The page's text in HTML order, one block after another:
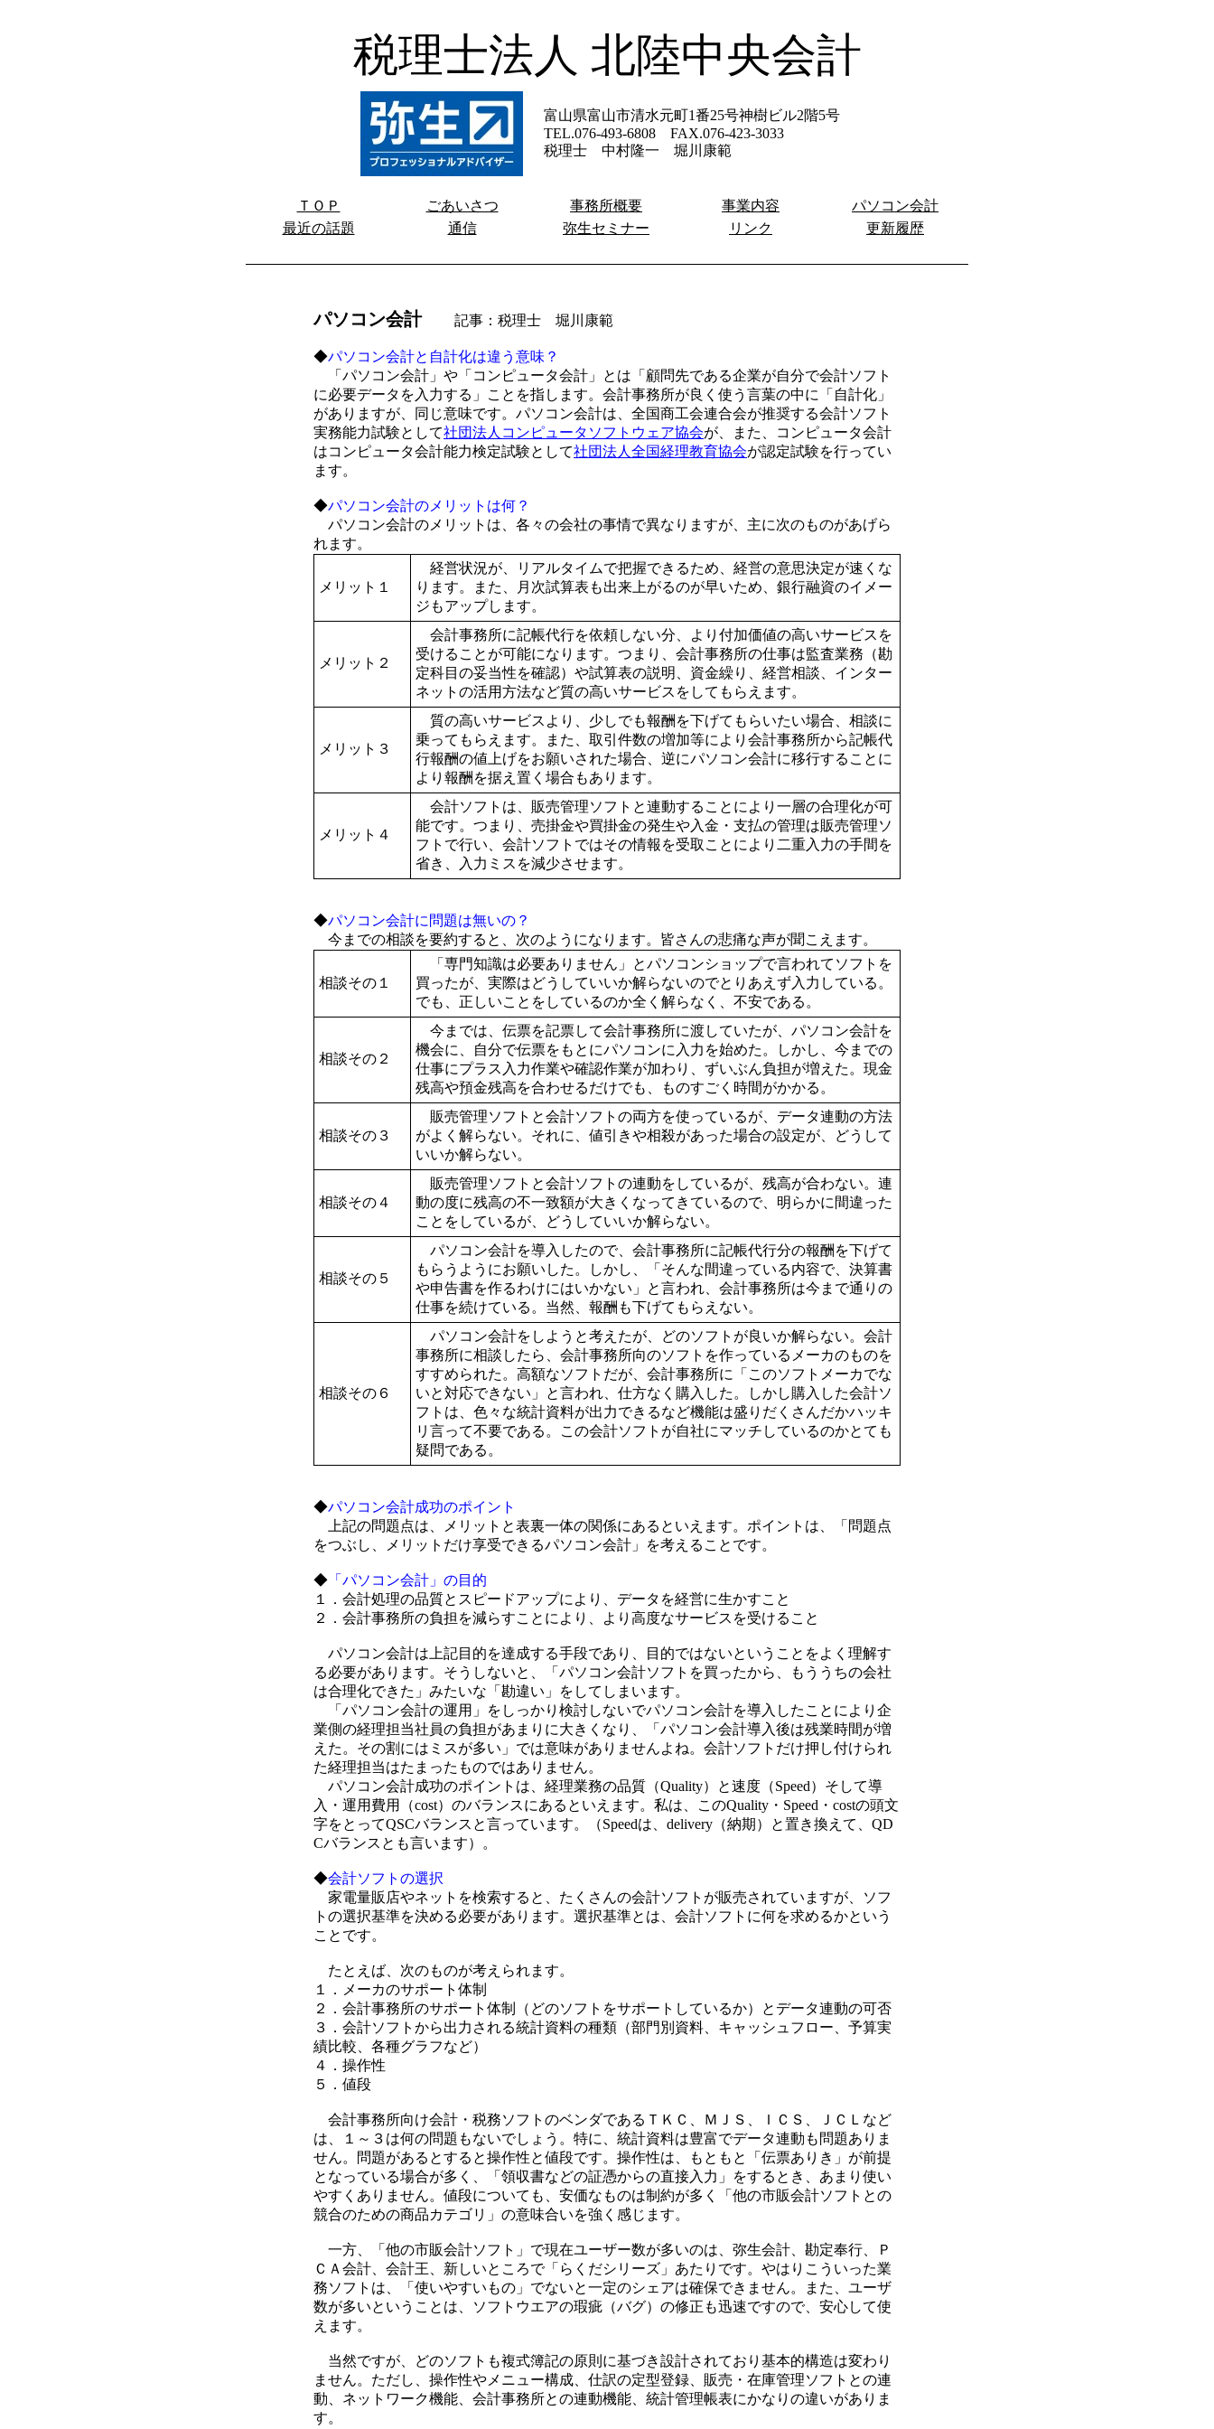
税理士法人 北陸中央会計
富山県富山市清水元町1番25号神樹ビル2階5号
TEL.076-493-6808 FAX.076-423-3033
税理士 中村隆一 堀川康範
ＴＯＰ ごあいさつ 事務所概要 事業内容
パソコン会計
最近の話題
通信 弥生セミナー リンク 更新履歴
パソコン会計記事：税理士 堀川康範
◆パソコン会計と自計化は違う意味？
「パソコン会計」や「コンピュータ会計」とは「顧問先である企業が自分で会計ソフト
に必要データを入力する」ことを指します。会計事務所が良く使う言葉の中に「自計化」
がありますが、同じ意味です。パソコン会計は、全国商工会連合会が推奨する会計ソフト
実務能力試験として社団法人コンピュータソフトウェア協会が、また、コンピュータ会計
はコンピュータ会計能力検定試験として社団法人全国経理教育協会が認定試験を行ってい
ます。
◆パソコン会計のメリットは何？
パソコン会計のメリットは、各々の会社の事情で異なりますが、主に次のものがあげら
れます。
メリット１
経営状況が、リアルタイムで把握できるため、経営の意思決定が速くな
ります。また、月次試算表も出来上がるのが早いため、銀行融資のイメー
ジもアップします。
メリット２
会計事務所に記帳代行を依頼しない分、より付加価値の高いサービスを
受けることが可能になります。つまり、会計事務所の仕事は監査業務（勘
定科目の妥当性を確認）や試算表の説明、資金繰り、経営相談、インター
ネットの活用方法など質の高いサービスをしてもらえます。
メリット３
質の高いサービスより、少しでも報酬を下げてもらいたい場合、相談に
乗ってもらえます。また、取引件数の増加等により会計事務所から記帳代
行報酬の値上げをお願いされた場合、逆にパソコン会計に移行することに
より報酬を据え置く場合もあります。
メリット４
会計ソフトは、販売管理ソフトと連動することにより一層の合理化が可
能です。つまり、売掛金や買掛金の発生や入金・支払の管理は販売管理ソ
フトで行い、会計ソフトではその情報を受取ことにより二重入力の手間を
省き、入力ミスを減少させます。
◆パソコン会計に問題は無いの？
今までの相談を要約すると、次のようになります。皆さんの悲痛な声が聞こえます。
相談その１
「専門知識は必要ありません」とパソコンショップで言われてソフトを
買ったが、実際はどうしていいか解らないのでとりあえず入力している。
でも、正しいことをしているのか全く解らなく、不安である。
相談その２
今までは、伝票を記票して会計事務所に渡していたが、パソコン会計を
機会に、自分で伝票をもとにパソコンに入力を始めた。しかし、今までの
仕事にプラス入力作業や確認作業が加わり、ずいぶん負担が増えた。現金
残高や預金残高を合わせるだけでも、ものすごく時間がかかる。
相談その３
販売管理ソフトと会計ソフトの両方を使っているが、データ連動の方法
がよく解らない。それに、値引きや相殺があった場合の設定が、どうして
いいか解らない。
相談その４
販売管理ソフトと会計ソフトの連動をしているが、残高が合わない。連
動の度に残高の不一致額が大きくなってきているので、明らかに間違った
ことをしているが、どうしていいか解らない。
相談その５
パソコン会計を導入したので、会計事務所に記帳代行分の報酬を下げて
もらうようにお願いした。しかし、「そんな間違っている内容で、決算書
や申告書を作るわけにはいかない」と言われ、会計事務所は今まで通りの
仕事を続けている。当然、報酬も下げてもらえない。
相談その６
パソコン会計をしようと考えたが、どのソフトが良いか解らない。会計
事務所に相談したら、会計事務所向のソフトを作っているメーカのものを
すすめられた。高額なソフトだが、会計事務所に「このソフトメーカでな
いと対応できない」と言われ、仕方なく購入した。しかし購入した会計ソ
フトは、色々な統計資料が出力できるなど機能は盛りだくさんだかハッキ
リ言って不要である。この会計ソフトが自社にマッチしているのかとても
疑問である。
◆パソコン会計成功のポイント
上記の問題点は、メリットと表裏一体の関係にあるといえます。ポイントは、「問題点
をつぶし、メリットだけ享受できるパソコン会計」を考えることです。
◆ 「パソコン会計」の目的
１．会計処理の品質とスピードアップにより、データを経営に生かすこと
２．会計事務所の負担を減らすことにより、より高度なサービスを受けること
パソコン会計は上記目的を達成する手段であり、目的ではないということをよく理解す
る必要があります。そうしないと、「パソコン会計ソフトを買ったから、もううちの会社
は合理化できた」みたいな「勘違い」をしてしまいます。
「パソコン会計の運用」をしっかり検討しないでパソコン会計を導入したことにより企
業側の経理担当社員の負担があまりに大きくなり、「パソコン会計導入後は残業時間が増
えた。その割にはミスが多い」では意味がありませんよね。会計ソフトだけ押し付けられ
た経理担当はたまったものではありません。
パソコン会計成功のポイントは、経理業務の品質（Quality）と速度（Speed）そして導
入・運用費用（cost）のバランスにあるといえます。私は、このQuality・Speed・costの頭文
字をとってQSCバランスと言っています。（Speedは、delivery（納期）と置き換えて、QD
Cバランスとも言います）。
◆会計ソフトの選択
家電量販店やネットを検索すると、たくさんの会計ソフトが販売されていますが、ソフ
トの選択基準を決める必要があります。選択基準とは、会計ソフトに何を求めるかという
ことです。
たとえば、次のものが考えられます。
１．メーカのサポート体制
２．会計事務所のサポート体制（どのソフトをサポートしているか）とデータ連動の可否
３．会計ソフトから出力される統計資料の種類（部門別資料、キャッシュフロー、予算実
績比較、各種グラフなど）
４．操作性
５．値段
会計事務所向け会計・税務ソフトのベンダであるＴＫＣ、ＭＪＳ、ＩＣＳ、ＪＣＬなど
は、１～３は何の問題もないでしょう。特に、統計資料は豊富でデータ連動も問題ありま
せん。問題があるとすると操作性と値段です。操作性は、もともと「伝票ありき」が前提
となっている場合が多く、「領収書などの証憑からの直接入力」をするとき、あまり使い
やすくありません。値段についても、安価なものは制約が多く「他の市販会計ソフトとの
競合のための商品カテゴリ」の意味合いを強く感じます。
一方、「他の市販会計ソフト」で現在ユーザー数が多いのは、弥生会計、勘定奉行、Ｐ
ＣＡ会計、会計王、新しいところで「らくだシリーズ」あたりです。やはりこういった業
務ソフトは、「使いやすいもの」でないと一定のシェアは確保できません。また、ユーザ
数が多いということは、ソフトウエアの瑕疵（バグ）の修正も迅速ですので、安心して使
えます。
当然ですが、どのソフトも複式簿記の原則に基づき設計されており基本的構造は変わり
ません。ただし、操作性やメニュー構成、仕訳の定型登録、販売・在庫管理ソフトとの連
動、ネットワーク機能、会計事務所との連動機能、統計管理帳表にかなりの違いがありま
す。